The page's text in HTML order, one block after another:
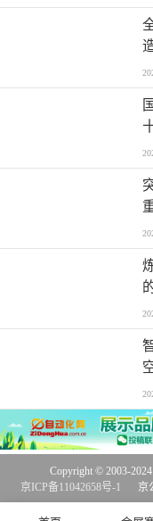
Copyright © 2003-2024
京ICP备11042658号-1
京